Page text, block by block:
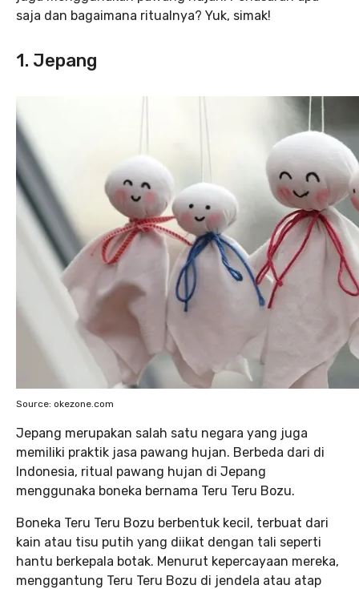
saja dan bagaimana ritualnya? Yuk, simak!
1. Jepang
Source: okezone.com
Jepang merupakan salah satu negara yang juga
memiliki praktik jasa pawang hujan. Berbeda dari di
Indonesia, ritual pawang hujan di Jepang
menggunaka boneka bernama Teru Teru Bozu.
Boneka Teru Teru Bozu berbentuk kecil, terbuat dari
kain atau tisu putih yang diikat dengan tali seperti
hantu berkepala botak. Menurut kepercayaan mereka,
menggantung Teru Teru Bozu di jendela atau atap